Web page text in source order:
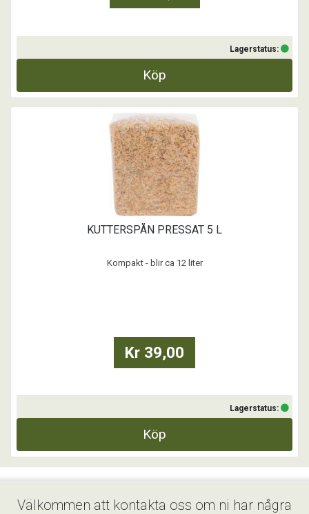
Lagerstatus:
Köp
KUTTERSPÅN PRESSAT 5 L
Kompakt - blir ca 12 liter
Kr 39,00
Lagerstatus:
Köp
Välkommen att kontakta oss om ni har några